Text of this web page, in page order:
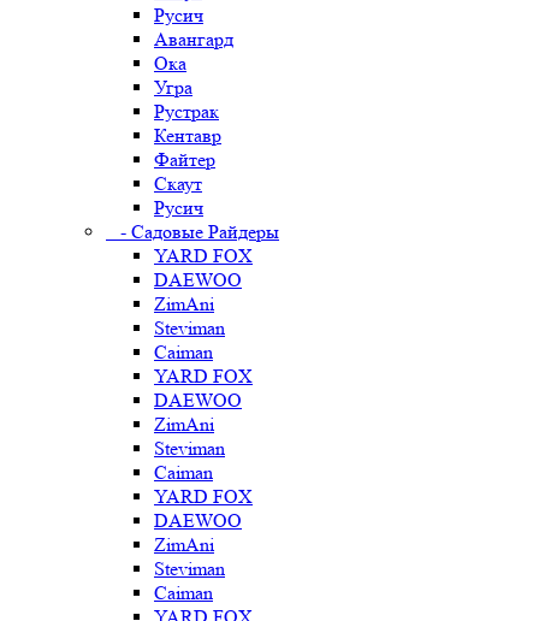
Русич
Авангард
Ока
Угра
Рустрак
Кентавр
Файтер
Скаут
Русич
- Садовые Райдеры
YARD FOX
DAEWOO
ZimAni
Steviman
Caiman
YARD FOX
DAEWOO
ZimAni
Steviman
Caiman
YARD FOX
DAEWOO
ZimAni
Steviman
Caiman